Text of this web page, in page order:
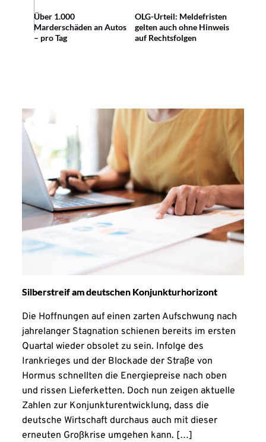
Über 1.000
Marderschäden an Autos
– pro Tag
OLG-Urteil: Meldefristen
gelten auch ohne Hinweis
auf Rechtsfolgen
Silberstreif am deutschen Konjunkturhorizont
Die Hoffnungen auf einen zarten Aufschwung nach
jahrelanger Stagnation schienen bereits im ersten
Quartal wieder obsolet zu sein. Infolge des
Irankrieges und der Blockade der Straße von
Hormus schnellten die Energiepreise nach oben
und rissen Lieferketten. Doch nun zeigen aktuelle
Zahlen zur Konjunkturentwicklung, dass die
deutsche Wirtschaft durchaus auch mit dieser
erneuten Großkrise umgehen kann. […]